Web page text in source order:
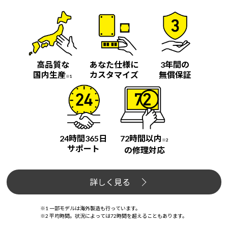
高品質な
国内生産※1
あなた仕様に
カスタマイズ
3年間の
無償保証
24時間365日
サポート
72時間以内 ※2
の修理対応
詳しく見る
※1 一部モデルは海外製造も行っています。
※2 平均時間。状況によっては72時間を超えることもあります。